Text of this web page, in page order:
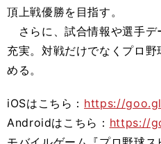
頂上戦優勝を目指す。
さらに、試合情報や選手デ
充実。対戦だけでなくプロ
める。
iOSはこちら： https://
Androidはこちら： https://